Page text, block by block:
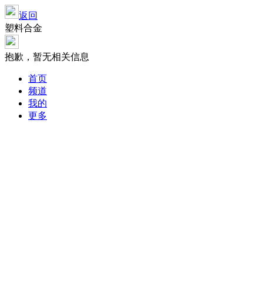
返回
塑料合金
抱歉，暂无相关信息
首页
频道
我的
更多